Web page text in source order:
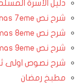
دليل الأسرة
شرح نص char7nas 7eme
شرح نص char7nas 8eme
شرح نص char7nas 9eme
شرح نصوص اولى
مطبخ رمضان